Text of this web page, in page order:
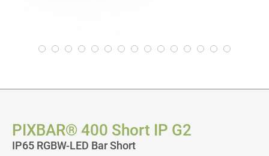
PIXBAR® 400 Short IP G2
IP65 RGBW-LED Bar Short